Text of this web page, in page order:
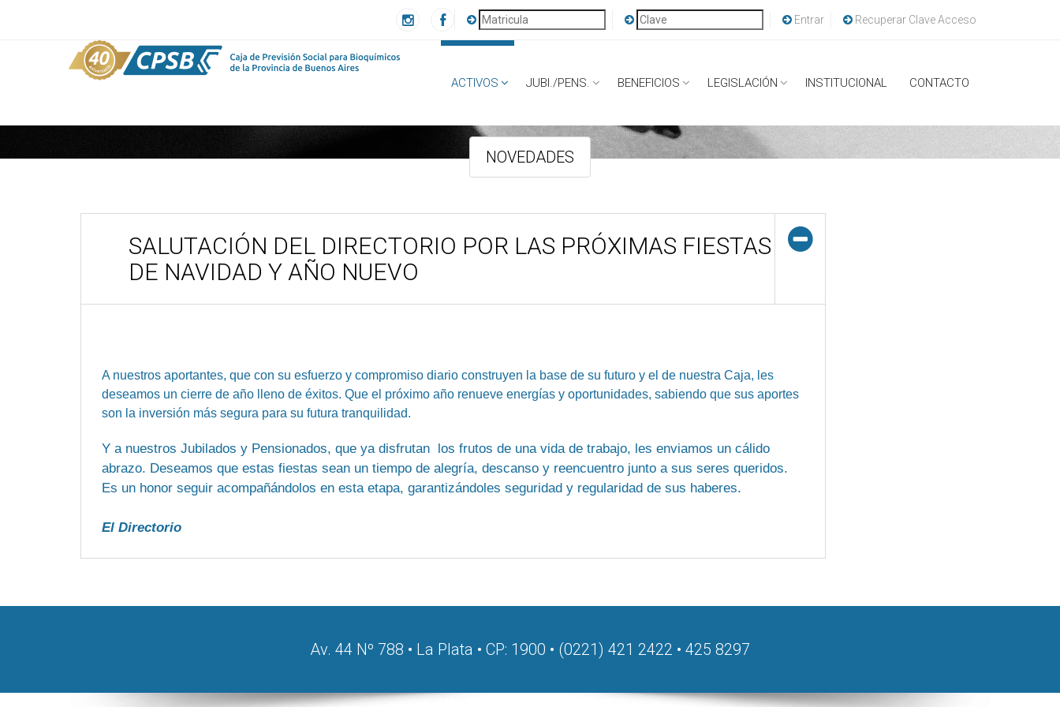
Entrar Recuperar Clave Acceso
ACTIVOS JUBI./PENS. BENEFICIOS LEGISLACIÓN INSTITUCIONAL CONTACTO
Home novedades
NOVEDADES
SALUTACIÓN DEL DIRECTORIO POR LAS PRÓXIMAS FIESTAS
DE NAVIDAD Y AÑO NUEVO
A nuestros aportantes, que con su esfuerzo y compromiso diario construyen la base de su futuro y el de nuestra Caja, les
deseamos un cierre de año lleno de éxitos. Que el próximo año renueve energías y oportunidades, sabiendo que sus aportes
son la inversión más segura para su futura tranquilidad.
Y a nuestros Jubilados y Pensionados, que ya disfrutan los frutos de una vida de trabajo, les enviamos un cálido
abrazo. Deseamos que estas fiestas sean un tiempo de alegría, descanso y reencuentro junto a sus seres queridos.
Es un honor seguir acompañándolos en esta etapa, garantizándoles seguridad y regularidad de sus haberes.
El Directorio
Av. 44 Nº 788 • La Plata • CP: 1900 • (0221) 421 2422 • 425 8297